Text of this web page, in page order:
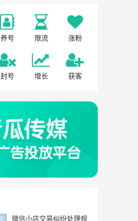
养号 限流 涨粉
封号 增长 获客
微信小店交易纠纷处理规